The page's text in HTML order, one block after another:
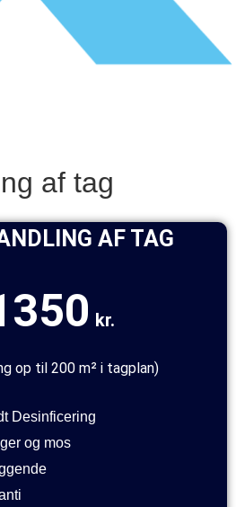
af tag
AF TAG
kr.
op til 200 m² i tagplan)
Desinficering
og mos